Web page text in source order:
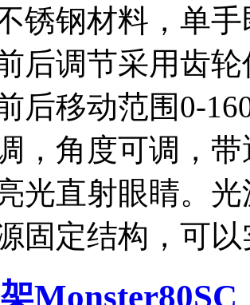
锈钢材料，单
后调节采用齿
后移动范围0-
，角度可调，
光直射眼睛。
固定结构，可
Monster80SC